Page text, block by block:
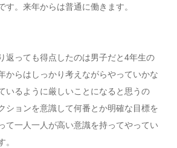
す。来年からは普通に働きます。
返っても得点したのは男子だと4年生の
からはしっかり考えながらやっていかな
いるように厳しいことになると思うの
ションを意識して何番とか明確な目標を
て一人一人が高い意識を持ってやってい
。